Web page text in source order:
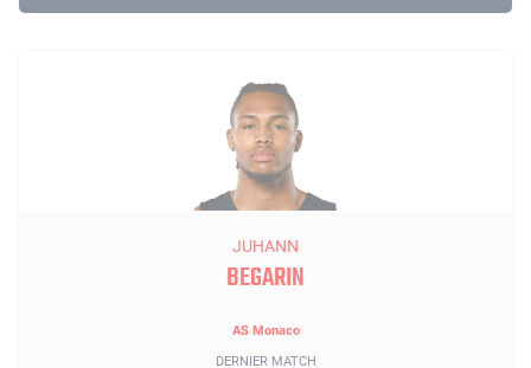
JUHANN
BEGARIN
AS Monaco
DERNIER MATCH